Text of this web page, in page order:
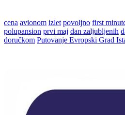
cena avionom izlet povoljno first
polupansion prvi maj dan zaljubljenih
doručkom Putovanje Evropski Grad